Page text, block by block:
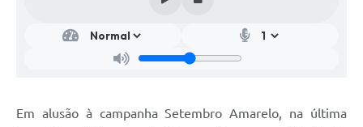
Em alusão à campanha Setembro Amarelo, na última